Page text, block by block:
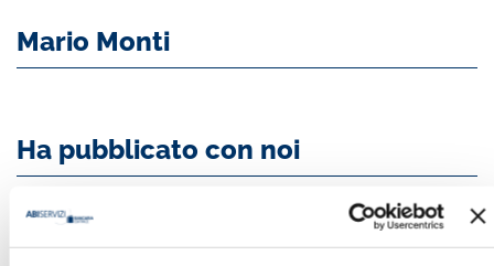
Mario Monti
Ha pubblicato con noi